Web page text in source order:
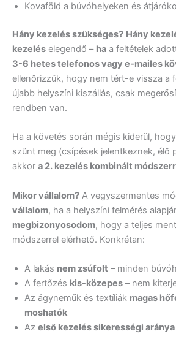
Kovaföld a búvóhelyeken és
Hány kezelés szükséges? Hány
kezelés elegendő – ha a feltételek
3-6 hetes telefonos vagy e-mailes
ellenőrizzük, hogy nem tért-e vissza a
újabb helyszíni kiszállás, csak
rendben van.
Ha a követés során mégis kiderül,
szűnt meg (csípések jelentkeznek, élő
akkor a 2. kezelés kombinált
Mikor vállalom? A vegyszermentes
vállalom, ha a helyszíni felmérés
megbizonyosodom, hogy a teljes
módszerrel elérhető. Konkrétan:
A lakás nem zsúfolt – minden
A fertőzés kis-közepes – nem
Az ágyneműk és textíliák magas
moshatók
Az első kezelés sikerességi